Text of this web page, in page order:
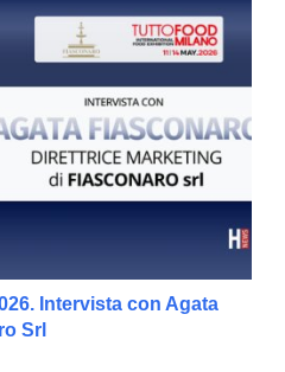
Intervista con Agata
Srl